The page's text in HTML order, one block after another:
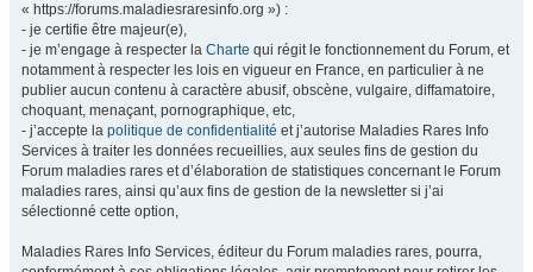
« https://forums.maladiesraresinfo.org ») :
- je certifie être majeur(e),
- je m’engage à respecter la Charte qui régit le fonctionnement du Forum, et
notamment à respecter les lois en vigueur en France, en particulier à ne
publier aucun contenu à caractère abusif, obscène, vulgaire, diffamatoire,
choquant, menaçant, pornographique, etc,
- j’accepte la politique de confidentialité et j’autorise Maladies Rares Info
Services à traiter les données recueillies, aux seules fins de gestion du
Forum maladies rares et d’élaboration de statistiques concernant le Forum
maladies rares, ainsi qu’aux fins de gestion de la newsletter si j’ai
sélectionné cette option,
Maladies Rares Info Services, éditeur du Forum maladies rares, pourra,